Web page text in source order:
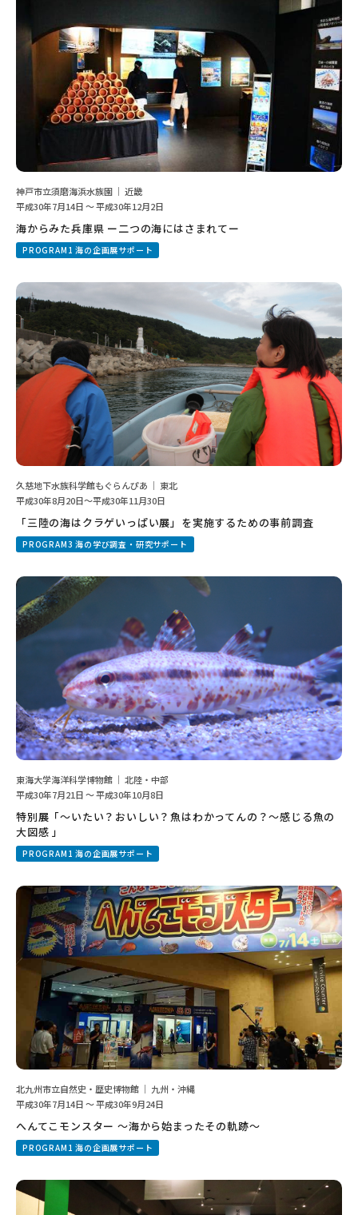
神戸市立須磨海浜水族園 ｜ 近畿
平成30年7月14日 ～ 平成30年12月2日
海からみた兵庫県 ー二つの海にはさまれてー
PROGRAM1 海の企画展サポート
久慈地下水族科学館もぐらんぴあ ｜ 東北
平成30年8月20日～平成30年11月30日
「三陸の海はクラゲいっぱい展」を実施するための事前調査
PROGRAM3 海の学び調査・研究サポート
東海大学海洋科学博物館 ｜ 北陸・中部
平成30年7月21日 ～ 平成30年10月8日
特別展「～いたい？おいしい？魚はわかってんの？～感じる魚の
大図感 」
PROGRAM1 海の企画展サポート
北九州市立自然史・歴史博物館 ｜ 九州・沖縄
平成30年7月14日 ～ 平成30年9月24日
へんてこモンスター ～海から始まったその軌跡～
PROGRAM1 海の企画展サポート